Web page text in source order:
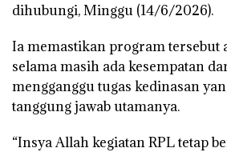
dihubungi, Minggu (14/6/2026).
Ia memastikan program tersebut
selama masih ada kesempatan
mengganggu tugas kedinasan
tanggung jawab utamanya.
“Insya Allah kegiatan RPL tetap